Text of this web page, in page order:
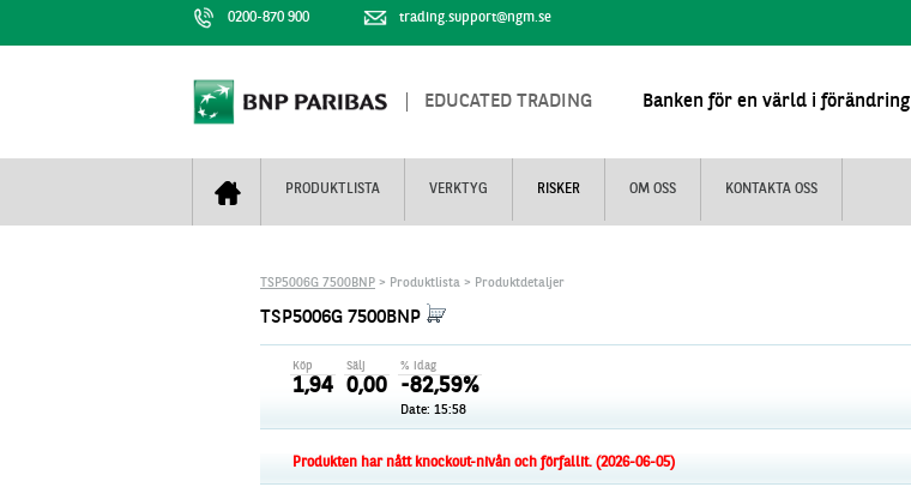
0200-870 900 trading.support@ngm.se
EDUCATED TRADING Banken för en värld i förändring
PRODUKTLISTA VERKTYG RISKER OM OSS KONTAKTA OSS
Mini Futures
Unlimited Turbos
Stoppade & förfallna produkter
Nyhestbrev+
Realtidskurser
Kunskapscentra+
Finansiell information
TSP5006G 7500BNP > Produktlista > Produktdetaljer
TSP5006G 7500BNP
Köp
1,94
Sälj
0,00
% idag
-82,59%
Date: 15:58
Produkten har nått knockout-nivån och förfallit. (2026-06-05)